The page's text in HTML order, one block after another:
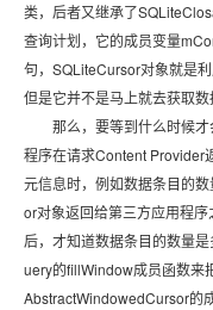
类，后者又继承了
查询计划，它的成员变量
句，SQLiteCursor对象就是
但是它并不是马上就去获取数
那么，要等到什么时候才
程序在请求Content Provider
元信息时，例如数据条目的
or对象返回给第三方应用程
后，才知道数据条目的数量
uery的fillWindow成员函数来
AbstractWindowedCursor的